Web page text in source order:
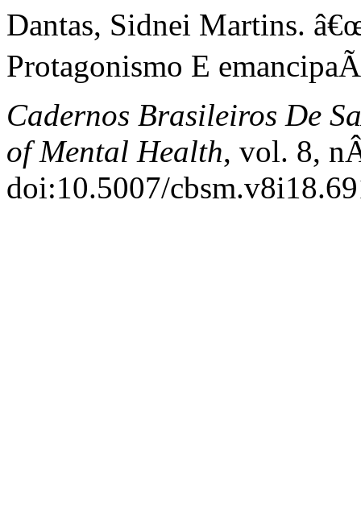
Dantas, Sidnei Martins.
Protagonismo E
Cadernos Brasileiros De
of Mental Health, vol. 8,
doi:10.5007/